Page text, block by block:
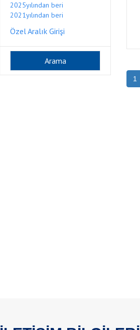
2025yılından beri
2021yılından beri
Özel Aralık Girişi
1